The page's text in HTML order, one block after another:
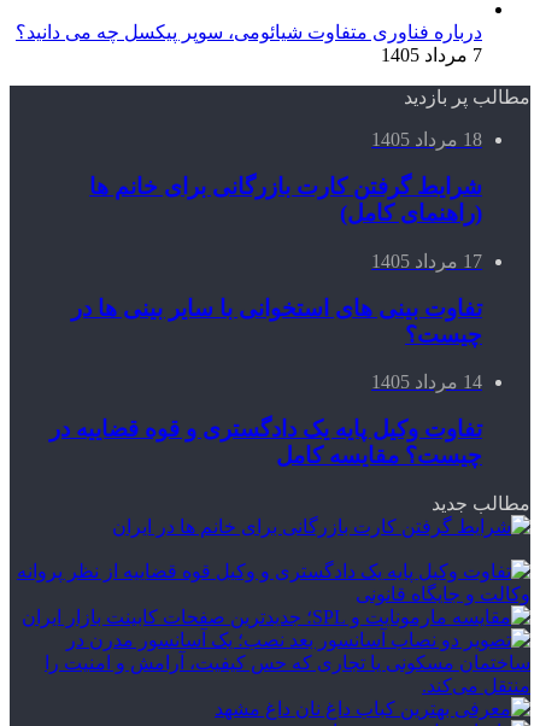
درباره فناوری متفاوت شیائومی، سوپر پیکسل چه می دانید؟
7 مرداد 1405
مطالب پر بازدید
18 مرداد 1405
شرایط گرفتن کارت بازرگانی برای خانم ها
(راهنمای کامل)
17 مرداد 1405
تفاوت بینی های استخوانی با سایر بینی ها در
چیست؟
14 مرداد 1405
تفاوت وکیل پایه یک دادگستری و قوه قضاییه در
چیست؟ مقایسه کامل
مطالب جدید